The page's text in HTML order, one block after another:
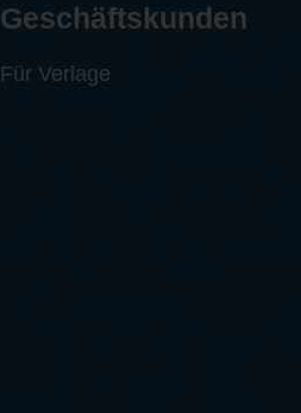
Geschäftskunden
Für Verlage